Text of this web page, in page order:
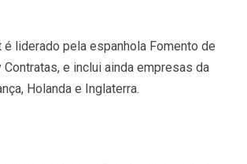
é liderado pela espanhola Fomento de
e inclui ainda empresas da
Holanda e Inglaterra.